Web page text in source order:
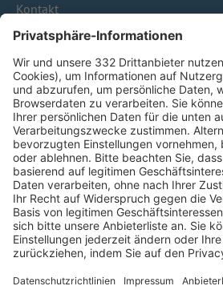
Kontakt
HÄUFIG BESUCHTE SEITEN
Pässe und Vereinswechsel
Trainerausbildung
Schulungsangebot Vereinsmitarbeiter
BFV-Geschäftsstellen
Trainerbörse
Login SpielPlus
FOLGE DEM BFV